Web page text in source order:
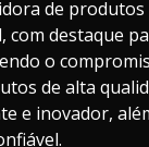
de produtos
com destaque
o
de alta
e inovador,